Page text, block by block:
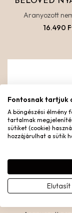
Aranyozott
16.490
MINI
Fontosnak tartjuk
A böngészési élmény
tartalmak
sütiket (cookie)
hozzájárulhat a sütik
Elutasít